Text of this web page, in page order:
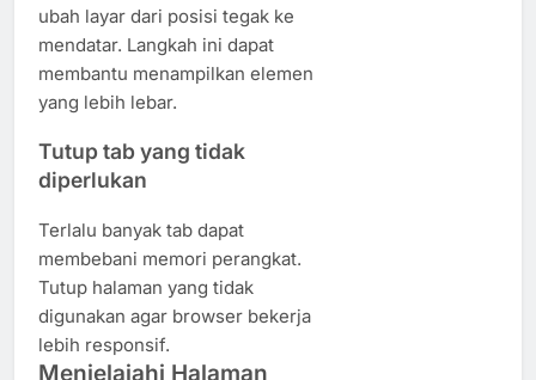
ubah layar dari posisi tegak ke
mendatar. Langkah ini dapat
membantu menampilkan elemen
yang lebih lebar.
Tutup tab yang tidak
diperlukan
Terlalu banyak tab dapat
membebani memori perangkat.
Tutup halaman yang tidak
digunakan agar browser bekerja
lebih responsif.
Menjelajahi Halaman